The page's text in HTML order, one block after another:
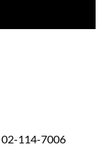
114-7006